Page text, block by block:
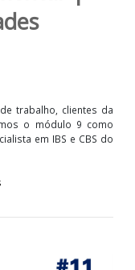
|
de trabalho,